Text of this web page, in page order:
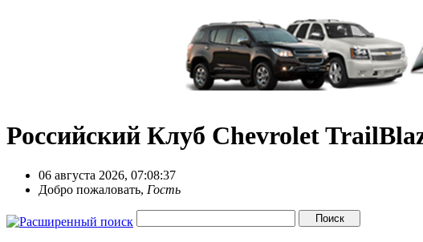
Российский Клуб Chevrolet
06 августа 2026, 07:08:37
Добро пожаловать, Гость